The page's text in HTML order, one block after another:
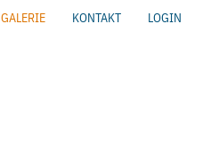
GALERIE KONTAKT LOGIN